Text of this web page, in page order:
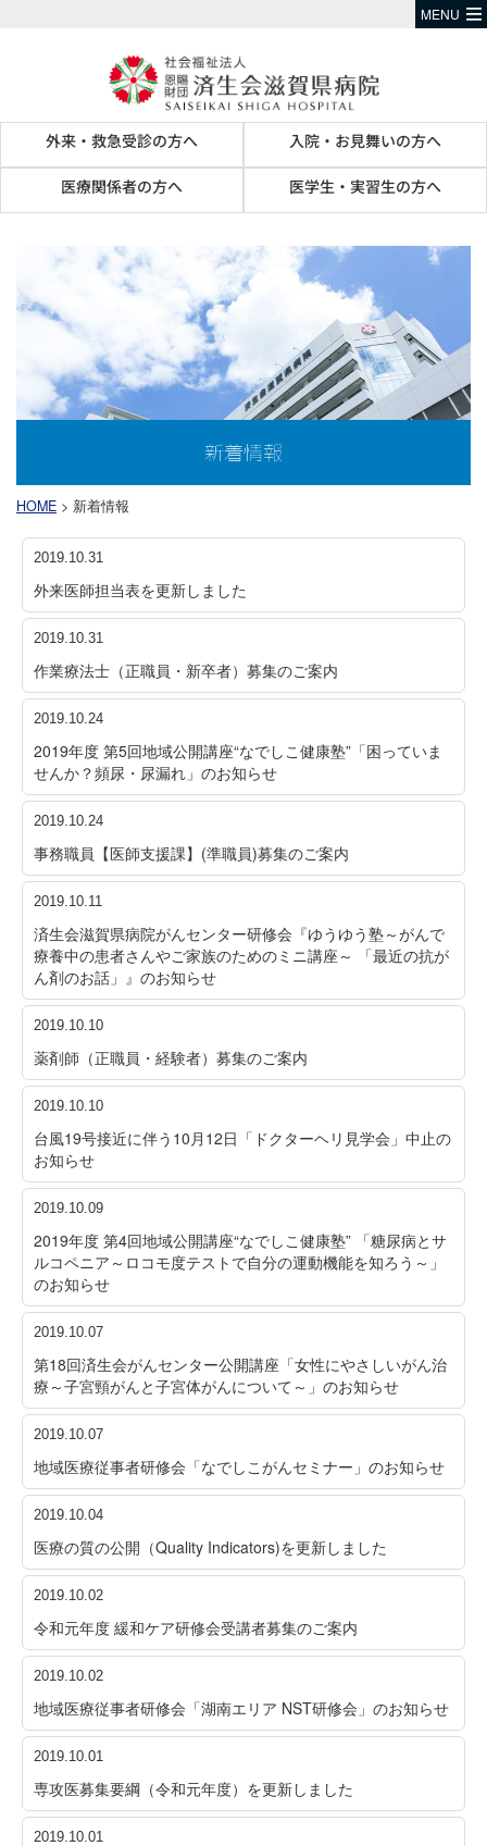
外来・救急受診の方へ 入院・お見舞いの方へ
医療関係者の方へ 医学生・実習生の方へ
MENU
新着情報
HOME > 新着情報
2019.10.31
外来医師担当表を更新しました
2019.10.31
作業療法士（正職員・新卒者）募集のご案内
2019.10.24
2019年度 第5回地域公開講座“なでしこ健康塾”「困っていま
せんか？頻尿・尿漏れ」のお知らせ
2019.10.24
事務職員【医師支援課】(準職員)募集のご案内
2019.10.11
済生会滋賀県病院がんセンター研修会『ゆうゆう塾～がんで
療養中の患者さんやご家族のためのミニ講座～ 「最近の抗が
ん剤のお話」』のお知らせ
2019.10.10
薬剤師（正職員・経験者）募集のご案内
2019.10.10
台風19号接近に伴う10月12日「ドクターヘリ見学会」中止の
お知らせ
2019.10.09
2019年度 第4回地域公開講座“なでしこ健康塾” 「糖尿病とサ
ルコペニア～ロコモ度テストで自分の運動機能を知ろう～」
のお知らせ
2019.10.07
第18回済生会がんセンター公開講座「女性にやさしいがん治
療～子宮頸がんと子宮体がんについて～」のお知らせ
2019.10.07
地域医療従事者研修会「なでしこがんセミナー」のお知らせ
2019.10.04
医療の質の公開（Quality Indicators)を更新しました
2019.10.02
令和元年度 緩和ケア研修会受講者募集のご案内
2019.10.02
地域医療従事者研修会「湖南エリア NST研修会」のお知らせ
2019.10.01
専攻医募集要綱（令和元年度）を更新しました
2019.10.01